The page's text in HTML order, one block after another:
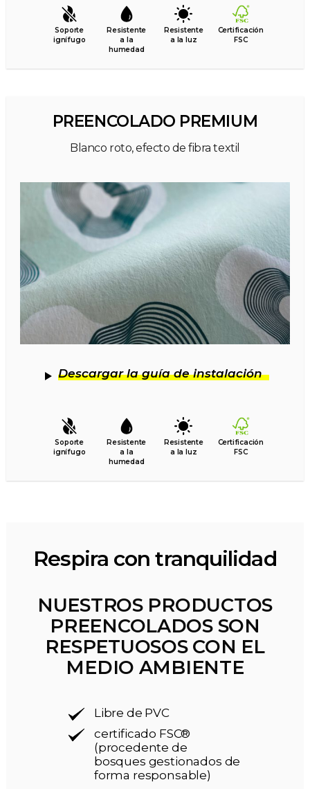
Soporte
ignífugo
Resistente
a la
humedad
Resistente
a la luz
Certificación
FSC
PREENCOLADO PREMIUM
Blanco roto, efecto de fibra textil
Descargar la guía de instalación
Soporte
ignífugo
Resistente
a la
humedad
Resistente
a la luz
Certificación
FSC
Respira con tranquilidad
NUESTROS PRODUCTOS
PREENCOLADOS SON
RESPETUOSOS CON EL
MEDIO AMBIENTE
Libre de PVC
certificado FSC®
(procedente de
bosques gestionados de
forma responsable)